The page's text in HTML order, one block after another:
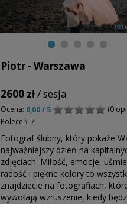
Piotr - Warszawa
2600 zł/ sesja
Ocena: 0,00 / 5
(0
Poleceń: 7
Fotograf ślubny, który pokaże
najważniejszy dzień na
zdjęciach. Miłość, emocje,
radość i piękne kolory to
znajdziecie na fotografiach,
wywołają wzruszenie, kiedy